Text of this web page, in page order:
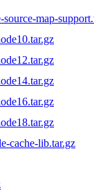
map-
cache-lib.tar.gz